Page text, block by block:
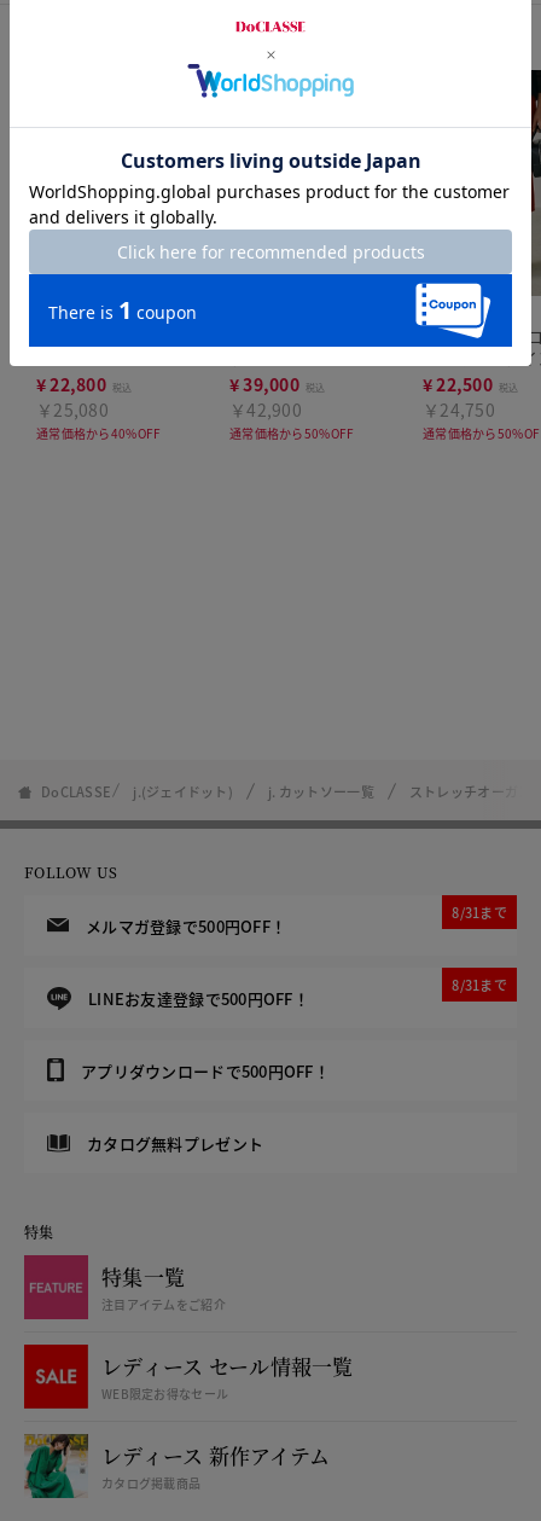
new j.
ミ
¥22,800 税込
￥25,080
通常価格から40%OFF
ンピース
¥39,000 税込
￥42,900
通常価格から50%OFF
j.
マトラッセク
スリットAラ
カート
¥22,500 税込
￥24,750
通常価格から
DoCLASSE j.(ジェイドット) j. カットソー一覧 ストレッチオーガン
FOLLOW US
メルマガ登録で500円OFF！
8/31まで
LINEお友達登録で500円OFF！
8/31まで
アプリダウンロードで500円OFF！
カタログ無料プレゼント
特集
特集一覧
注目アイテムをご紹介
レディース セール情報一覧
WEB限定お得なセール
レディース 新作アイテム
カタログ掲載商品